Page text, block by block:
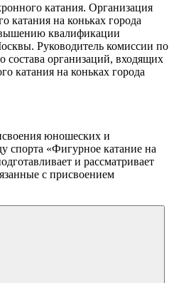
катания. Организация
катания на коньках города
квалификации
Руководитель комиссии по
состава организаций, входящих
катания на коньках города
юношеских и
спорта «Фигурное катание на
и рассматривает
с присвоением